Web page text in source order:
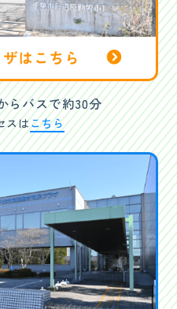
らバスで約30分
スはこちら